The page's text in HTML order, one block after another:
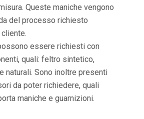
Queste maniche vengono
del processo richiesto
essere richiesti con
quali: feltro sintetico,
naturali. Sono inoltre presenti
da poter richiedere, quali
maniche e guarnizioni.